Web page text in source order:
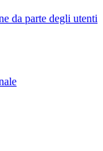
da parte degli utenti